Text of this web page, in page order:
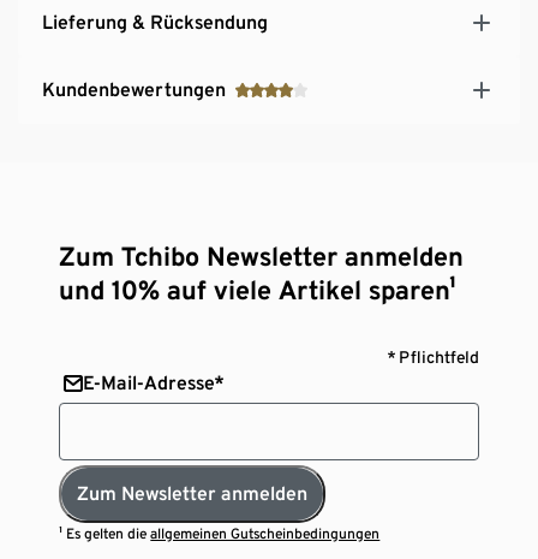
Lieferung & Rücksendung
Kundenbewertungen
Zum Tchibo Newsletter anmelden
und 10% auf viele Artikel sparen¹
* Pflichtfeld
E-Mail-Adresse*
Zum Newsletter anmelden
¹ Es gelten dieallgemeinen Gutscheinbedingungen